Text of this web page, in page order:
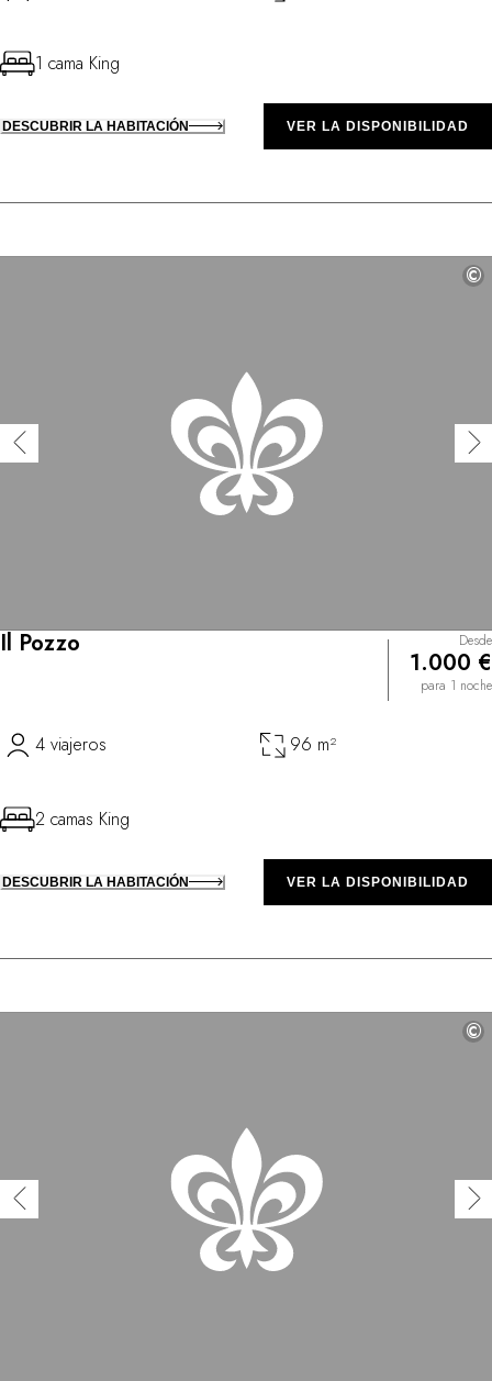
1 cama King
DESCUBRIR LA HABITACIÓN VER LA DISPONIBILIDAD
©
Il Pozzo Desde
1.000 €
para 1 noche
4 viajeros 96 m²
2 camas King
DESCUBRIR LA HABITACIÓN VER LA DISPONIBILIDAD
©